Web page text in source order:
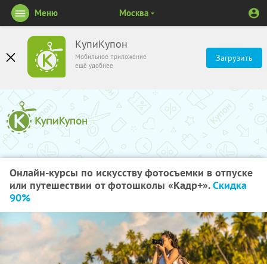
КупиКупон
Мобильное приложение
ещё удобнее
Загрузить
Меню Москва
Онлайн-курсы по искусству фотосъемки в отпуске
или путешествии от фотошколы «Кадр+».Скидка
90%